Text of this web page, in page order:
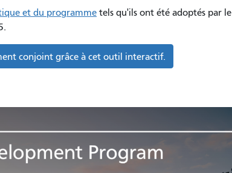
et du programme tels qu'ils ont été adoptés par le
conjoint grâce à cet outil interactif.